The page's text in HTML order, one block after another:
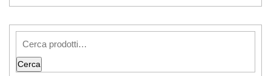
Cerca